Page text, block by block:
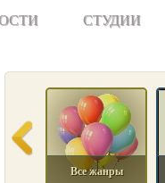
СТУДИИ
Все жанры